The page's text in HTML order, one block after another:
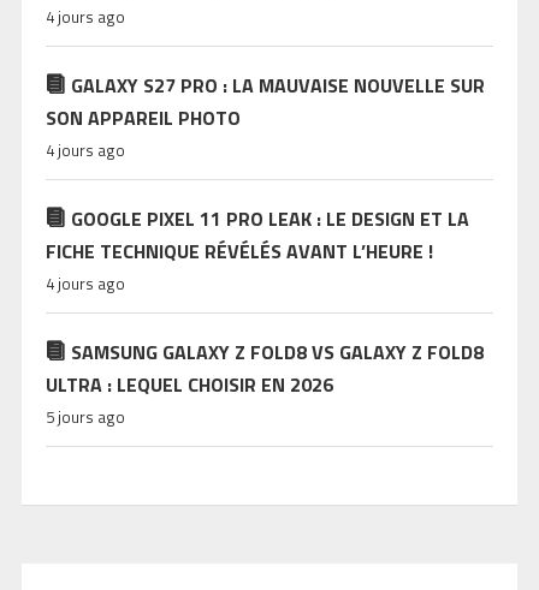
4 jours ago
GALAXY S27 PRO : LA MAUVAISE NOUVELLE SUR
SON APPAREIL PHOTO
4 jours ago
GOOGLE PIXEL 11 PRO LEAK : LE DESIGN ET LA
FICHE TECHNIQUE RÉVÉLÉS AVANT L’HEURE !
4 jours ago
SAMSUNG GALAXY Z FOLD8 VS GALAXY Z FOLD8
ULTRA : LEQUEL CHOISIR EN 2026
5 jours ago